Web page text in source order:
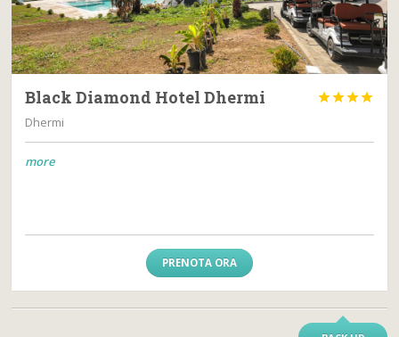
Black Diamond Hotel Dhermi 
Dhermi
more
PRENOTA ORA